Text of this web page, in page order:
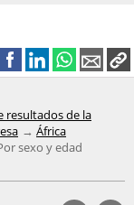
resultados de la
África
sexo y edad